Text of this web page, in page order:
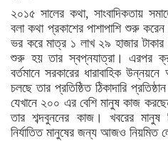
২০১৫ সালের কথা, সাংবাদিকতায়
বলা কথা প্রকাশের পাশাপাশি শুরু করেন
ভর করে মাত্র ১ লাখ ২৯ হাজার
শুরু হয় তার স্বপ্নযাত্রা। এরপর
বর্তমানে সরকারের ধারাবাহিক
চলছে তার প্রতিষ্ঠিত ঠিকাদারি
যেখানে ২০০ এর বেশি মানুষ কাজ
তার শব্দবুননের কাজ। খবরের মানুষ
নির্যাতিত মানুষের জন্য আজও নিয়মিত